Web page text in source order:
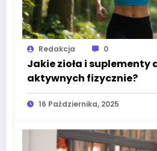
Redakcja 0
Jakie zioła i suplementy
aktywnych fizycznie?
16 Października, 2025